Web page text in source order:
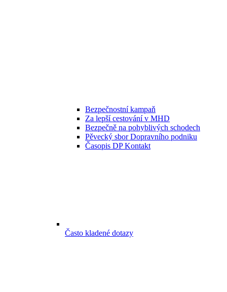
Bezpečnostní kampaň
Za lepší cestování v MHD
Bezpečně na pohyblivých schodech
Pěvecký sbor Dopravního podniku
Časopis DP Kontakt
Často kladené dotazy